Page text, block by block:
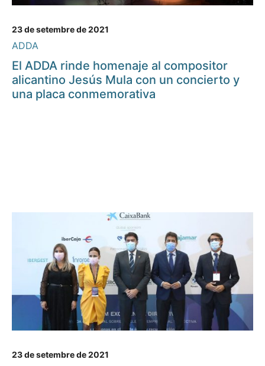
23 de setembre de 2021
ADDA
El ADDA rinde homenaje al compositor
alicantino Jesús Mula con un concierto y
una placa conmemorativa
23 de setembre de 2021